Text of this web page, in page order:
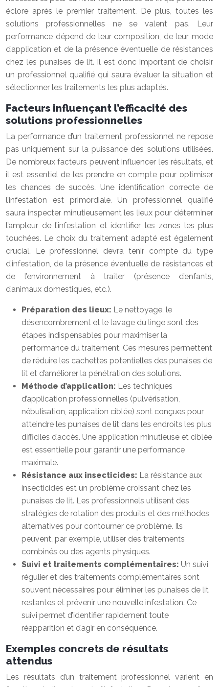
éclore après le premier traitement. De plus, toutes les
solutions professionnelles ne se valent pas. Leur
performance dépend de leur composition, de leur mode
d’application et de la présence éventuelle de résistances
chez les punaises de lit. Il est donc important de choisir
un professionnel qualifié qui saura évaluer la situation et
sélectionner les traitements les plus adaptés.
Facteurs influençant l’efficacité des
solutions professionnelles
La performance d’un traitement professionnel ne repose
pas uniquement sur la puissance des solutions utilisées.
De nombreux facteurs peuvent influencer les résultats, et
il est essentiel de les prendre en compte pour optimiser
les chances de succès. Une identification correcte de
l’infestation est primordiale. Un professionnel qualifié
saura inspecter minutieusement les lieux pour déterminer
l’ampleur de l’infestation et identifier les zones les plus
touchées. Le choix du traitement adapté est également
crucial. Le professionnel devra tenir compte du type
d’infestation, de la présence éventuelle de résistances et
de l’environnement à traiter (présence d’enfants,
d’animaux domestiques, etc.).
Préparation des lieux: Le nettoyage, le
désencombrement et le lavage du linge sont des
étapes indispensables pour maximiser la
performance du traitement. Ces mesures permettent
de réduire les cachettes potentielles des punaises de
lit et d’améliorer la pénétration des solutions.
Méthode d’application: Les techniques
d’application professionnelles (pulvérisation,
nébulisation, application ciblée) sont conçues pour
atteindre les punaises de lit dans les endroits les plus
difficiles d’accès. Une application minutieuse et ciblée
est essentielle pour garantir une performance
maximale.
Résistance aux insecticides: La résistance aux
insecticides est un problème croissant chez les
punaises de lit. Les professionnels utilisent des
stratégies de rotation des produits et des méthodes
alternatives pour contourner ce problème. Ils
peuvent, par exemple, utiliser des traitements
combinés ou des agents physiques.
Suivi et traitements complémentaires: Un suivi
régulier et des traitements complémentaires sont
souvent nécessaires pour éliminer les punaises de lit
restantes et prévenir une nouvelle infestation. Ce
suivi permet d’identifier rapidement toute
réapparition et d’agir en conséquence.
Exemples concrets de résultats
attendus
Les résultats d’un traitement professionnel varient en